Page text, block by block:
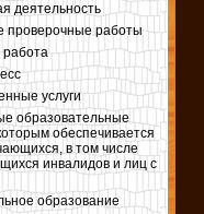
деятельность
проверочные работы
работа
услуги
образовательные
обеспечивается
в том числе
инвалидов и лиц с
образование